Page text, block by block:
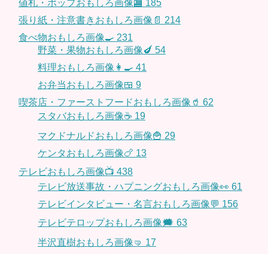
値札・ポップおもしろ画像🏬 185
張り紙・注意書きおもしろ画像📄 214
食べ物おもしろ画像🍳 231
野菜・果物おもしろ画像🍆 54
料理おもしろ画像👩‍🍳 41
お弁当おもしろ画像🍱 9
喫茶店・ファーストフードおもしろ画像🥤 62
スタバおもしろ画像☕️ 19
マクドナルドおもしろ画像🍟 29
ケンタおもしろ画像🍗 13
テレビおもしろ画像📺 438
テレビ放送事故・ハプニングおもしろ画像👀 61
テレビインタビュー・名言おもしろ画像💬 156
テレビテロップおもしろ画像🗯 63
半沢直樹おもしろ画像🤜 17